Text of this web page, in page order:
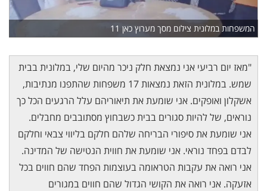
המשפחות במלונית צילום מסך מערוץ כאן 11
"מאז יום רביעי אני נמצאת חלק ניכר מהיום שלי, במלונית בבית
שמש. במלונית הזאת נמצאות 17 משפחות שהתפנו מנתיבות,
אשקלון ואופקים. אני שומעת את תיאוריהם עלל הרגעים הכל כך
נוראים, של להיות סגורים בבית כשבחוץ מסתובבים מחבלים.
אני שומעת את סיפורי הבריחה שלהם חלקם בליווי צבאי וחלקם
לבדם בפחד נוראי. אני שומעת את חווית הנטישה של המדינה.
אני רואה את עקבות הטראומה בעוצמות הפחד שהם חווים בכל
אזעקה. אני רואה את הקושי הגדול שהם חווים במגורים